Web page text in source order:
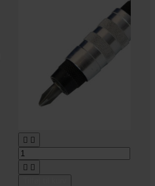
 
 